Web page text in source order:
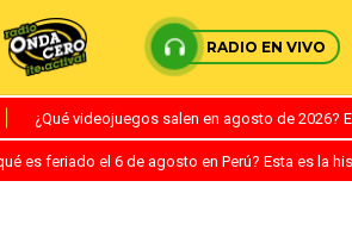
RADIO EN VIVO
¿Qué videojuegos salen en agosto de
es feriado el 6 de agosto en Perú? Esta es la